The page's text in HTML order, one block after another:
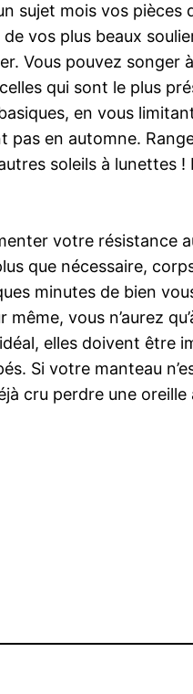
sujet mois vos pièces
vos plus beaux
Vous pouvez songer
qui sont le plus
en vous
pas en automne.
soleils à lunettes
votre résistance
que nécessaire,
minutes de bien
vous n’aurez
elles doivent être
Si votre manteau
cru perdre une